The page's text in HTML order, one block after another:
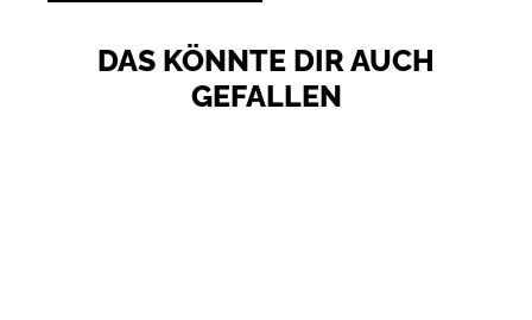
DAS KÖNNTE DIR AUCH
GEFALLEN